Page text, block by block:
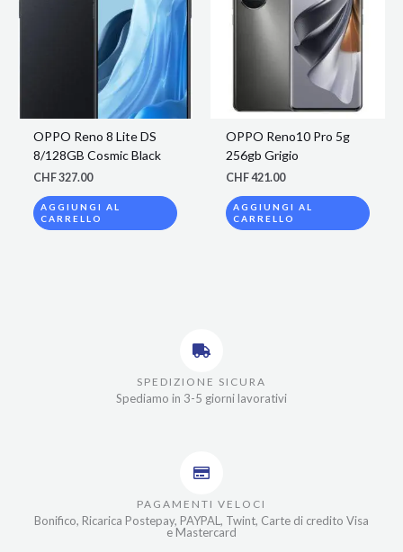
OPPO Reno 8 Lite DS
8/128GB Cosmic Black
CHF327.00
AGGIUNGI AL
CARRELLO
OPPO Reno10 Pro 5g
256gb Grigio
CHF421.00
AGGIUNGI AL
CARRELLO
SPEDIZIONE SICURA
Spediamo in 3-5 giorni lavorativi
PAGAMENTI VELOCI
Bonifico, Ricarica Postepay, PAYPAL, Twint, Carte di credito Visa
e Mastercard